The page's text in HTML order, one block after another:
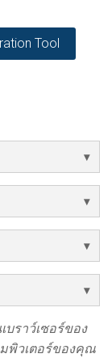
Tool
ราว์เซอร์ของ
พิวเตอร์ของคุณ